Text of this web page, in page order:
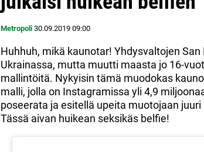
Metropoli 30.09.2019 09:00
Huhhuh, mikä kaunotar! Yhdysvaltojen San
Ukrainassa, mutta muutti maasta jo 16-
mallintöitä. Nykyisin tämä muodokas
malli, jolla on Instagramissa yli 4,9
poseerata ja esitellä upeita muotojaan
Tässä aivan huikean seksikäs belfie!